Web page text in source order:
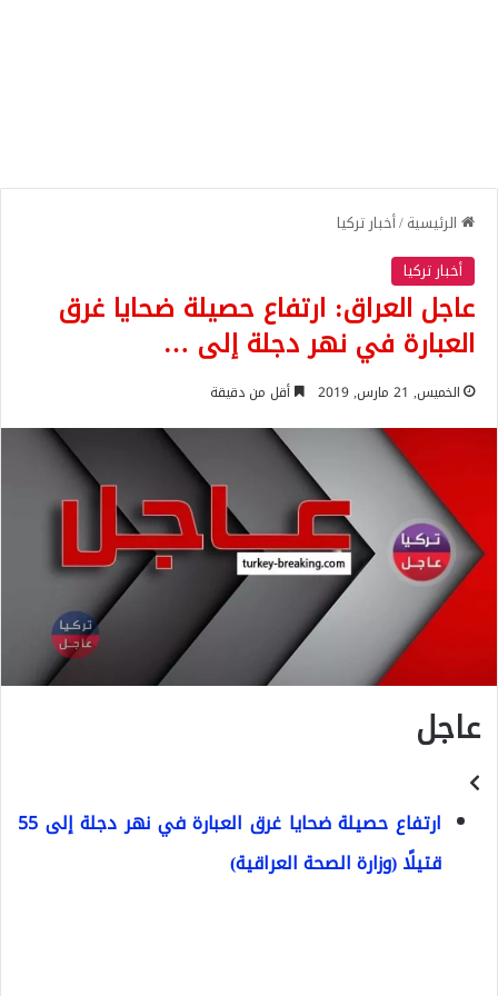
الرئيسية/أخبار تركيا
أخبار تركيا
عاجل العراق: ارتفاع حصيلة ضحايا غرق
العبارة في نهر دجلة ‎إلى …
الخميس, 21 مارس, 2019 أقل من دقيقة
عاجل
ارتفاع حصيلة ضحايا غرق العبارة في نهر دجلة ‎إلى 55
قتيلًا (وزارة الصحة العراقية) ‎